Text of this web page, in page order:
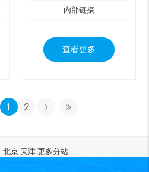
内部链接
查看更多
1 2
北京 天津 更多分站